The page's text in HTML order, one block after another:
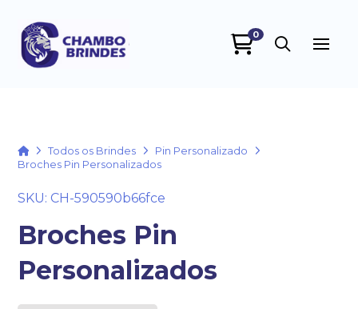
0
HomeTodos os Brindes
Pin Personalizado
Broches Pin Personalizados
SKU: CH-590590b66fce
Broches Pin
Personalizados